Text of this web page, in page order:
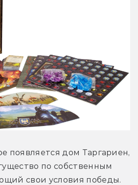
появляется дом Таргариен,
по собственным
свои условия победы.